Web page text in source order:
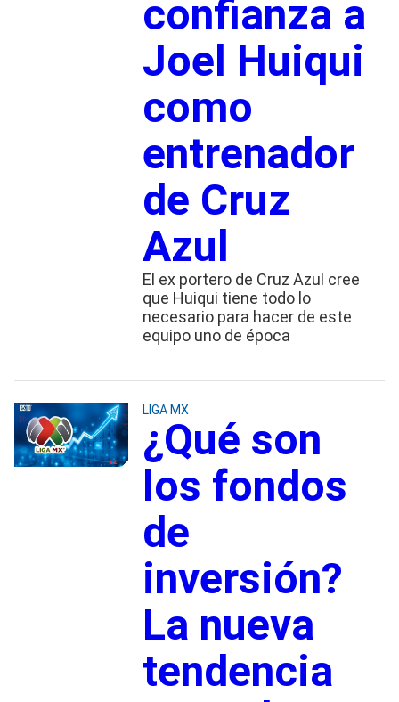
confianza a
Joel Huiqui
como
entrenador
de Cruz
Azul
El ex portero de Cruz Azul cree
que Huiqui tiene todo lo
necesario para hacer de este
equipo uno de época
LIGA MX
¿Qué son
los fondos
de
inversión?
La nueva
tendencia